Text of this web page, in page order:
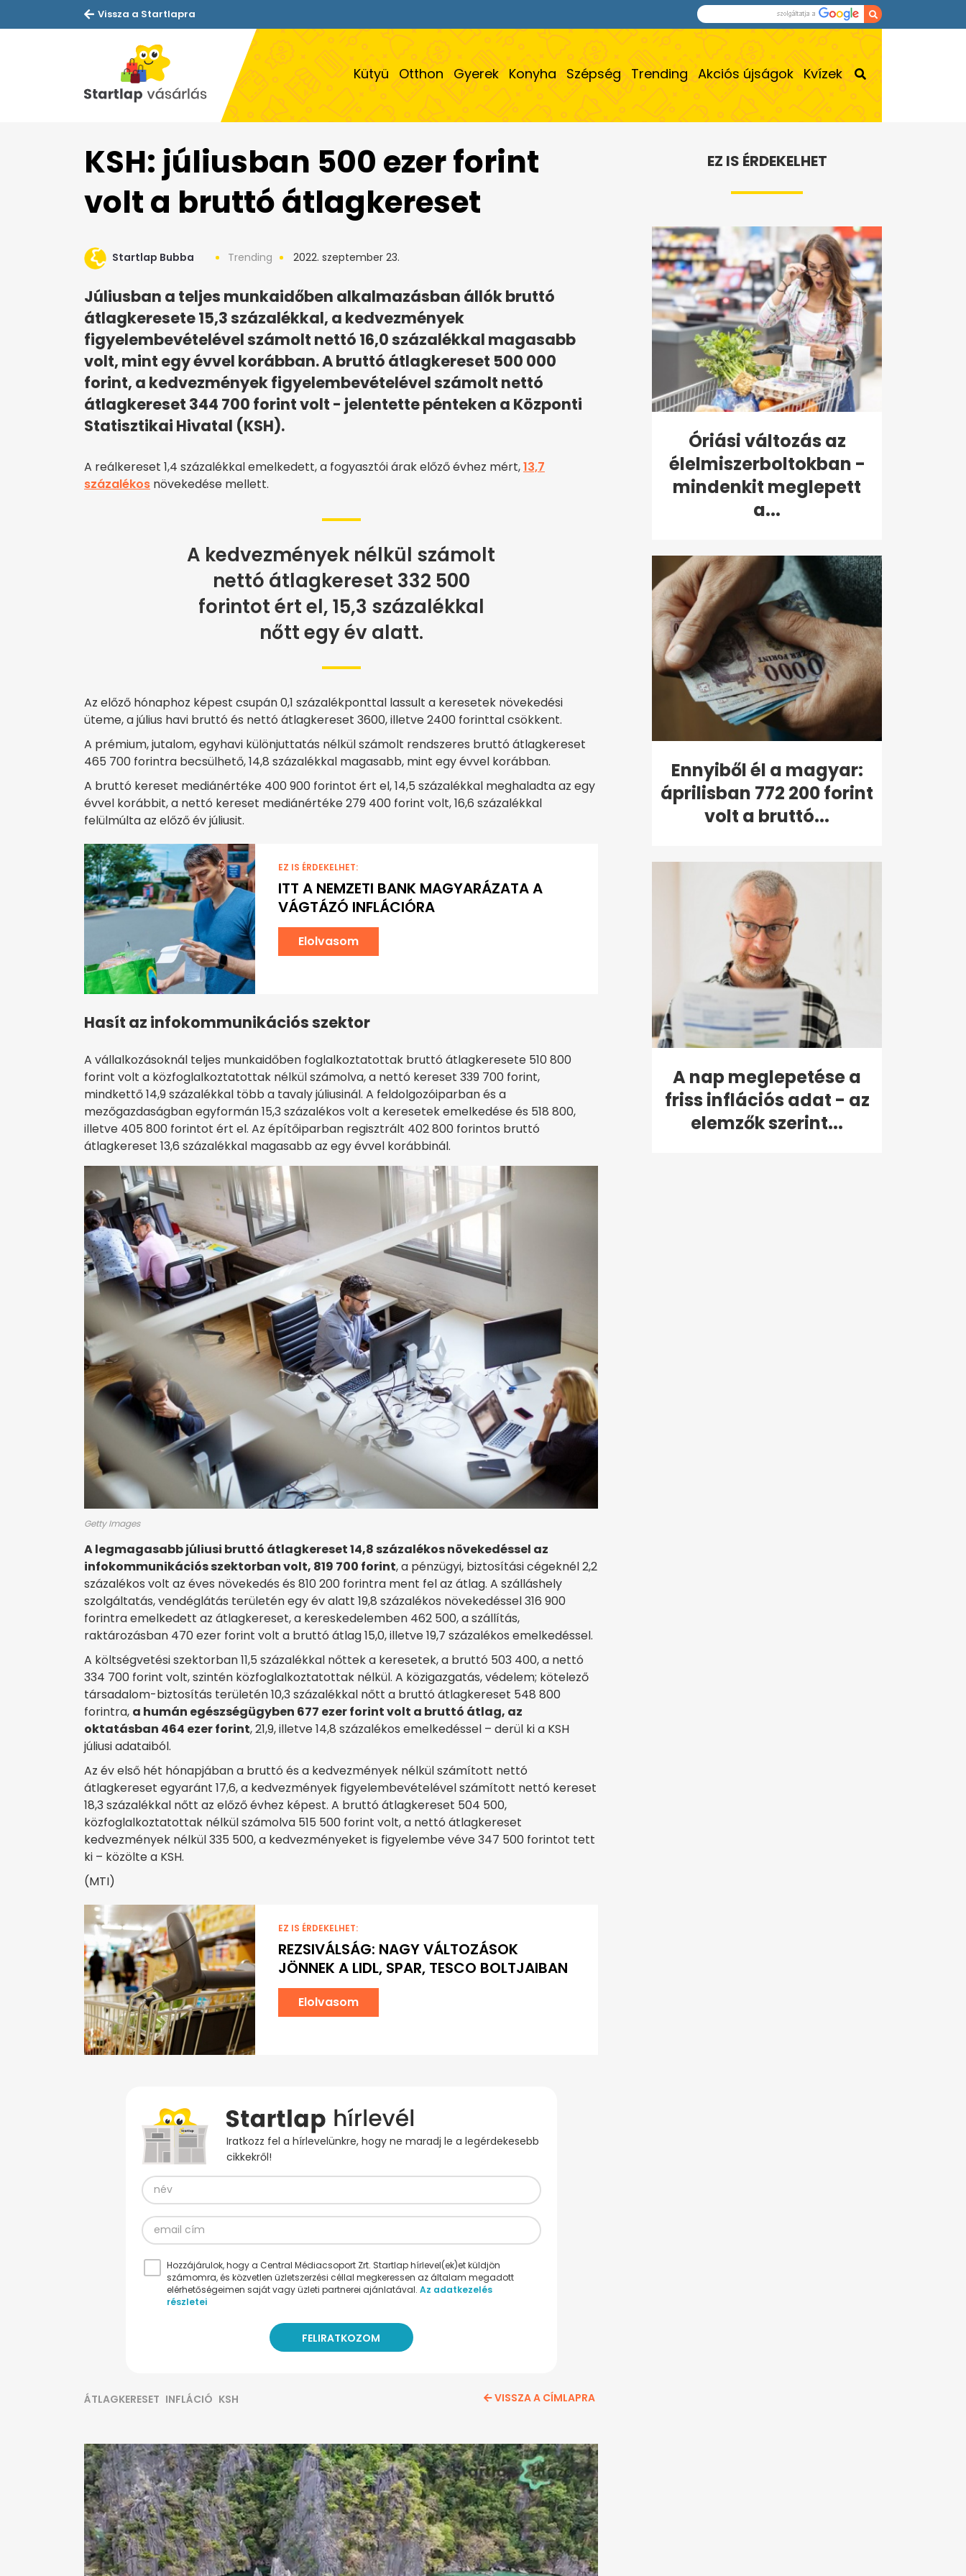
Vissza a Startlapra
Kütyü Otthon Gyerek Konyha Szépség Trending Akciós újságok Kvízek
KSH: júliusban 500 ezer forint
volt a bruttó átlagkereset
Startlap Bubba Trending 2022. szeptember 23.
Júliusban a teljes munkaidőben alkalmazásban állók bruttó
átlagkeresete 15,3 százalékkal, a kedvezmények
figyelembevételével számolt nettó 16,0 százalékkal magasabb
volt, mint egy évvel korábban. A bruttó átlagkereset 500 000
forint, a kedvezmények figyelembevételével számolt nettó
átlagkereset 344 700 forint volt - jelentette pénteken a Központi
Statisztikai Hivatal (KSH).
A reálkereset 1,4 százalékkal emelkedett, a fogyasztói árak előző évhez mért,13,7
százalékos növekedése mellett.
A kedvezmények nélkül számolt
nettó átlagkereset 332 500
forintot ért el, 15,3 százalékkal
nőtt egy év alatt.
Az előző hónaphoz képest csupán 0,1 százalékponttal lassult a keresetek növekedési
üteme, a július havi bruttó és nettó átlagkereset 3600, illetve 2400 forinttal csökkent.
A prémium, jutalom, egyhavi különjuttatás nélkül számolt rendszeres bruttó átlagkereset
465 700 forintra becsülhető, 14,8 százalékkal magasabb, mint egy évvel korábban.
A bruttó kereset mediánértéke 400 900 forintot ért el, 14,5 százalékkal meghaladta az egy
évvel korábbit, a nettó kereset mediánértéke 279 400 forint volt, 16,6 százalékkal
felülmúlta az előző év júliusit.
EZ IS ÉRDEKELHET:
ITT A NEMZETI BANK MAGYARÁZATA A
VÁGTÁZÓ INFLÁCIÓRA
Elolvasom
Hasít az infokommunikációs szektor
A vállalkozásoknál teljes munkaidőben foglalkoztatottak bruttó átlagkeresete 510 800
forint volt a közfoglalkoztatottak nélkül számolva, a nettó kereset 339 700 forint,
mindkettő 14,9 százalékkal több a tavaly júliusinál. A feldolgozóiparban és a
mezőgazdaságban egyformán 15,3 százalékos volt a keresetek emelkedése és 518 800,
illetve 405 800 forintot ért el. Az építőiparban regisztrált 402 800 forintos bruttó
átlagkereset 13,6 százalékkal magasabb az egy évvel korábbinál.
Getty Images
A legmagasabb júliusi bruttó átlagkereset 14,8 százalékos növekedéssel az
infokommunikációs szektorban volt, 819 700 forint, a pénzügyi, biztosítási cégeknél 2,2
százalékos volt az éves növekedés és 810 200 forintra ment fel az átlag. A szálláshely
szolgáltatás, vendéglátás területén egy év alatt 19,8 százalékos növekedéssel 316 900
forintra emelkedett az átlagkereset, a kereskedelemben 462 500, a szállítás,
raktározásban 470 ezer forint volt a bruttó átlag 15,0, illetve 19,7 százalékos emelkedéssel.
A költségvetési szektorban 11,5 százalékkal nőttek a keresetek, a bruttó 503 400, a nettó
334 700 forint volt, szintén közfoglalkoztatottak nélkül. A közigazgatás, védelem; kötelező
társadalom-biztosítás területén 10,3 százalékkal nőtt a bruttó átlagkereset 548 800
forintra, a humán egészségügyben 677 ezer forint volt a bruttó átlag, az
oktatásban 464 ezer forint, 21,9, illetve 14,8 százalékos emelkedéssel – derül ki a KSH
júliusi adataiból.
Az év első hét hónapjában a bruttó és a kedvezmények nélkül számított nettó
átlagkereset egyaránt 17,6, a kedvezmények figyelembevételével számított nettó kereset
18,3 százalékkal nőtt az előző évhez képest. A bruttó átlagkereset 504 500,
közfoglalkoztatottak nélkül számolva 515 500 forint volt, a nettó átlagkereset
kedvezmények nélkül 335 500, a kedvezményeket is figyelembe véve 347 500 forintot tett
ki – közölte a KSH.
(MTI)
EZ IS ÉRDEKELHET:
REZSIVÁLSÁG: NAGY VÁLTOZÁSOK
JÖNNEK A LIDL, SPAR, TESCO BOLTJAIBAN
Elolvasom
Iratkozz fel a hírlevelünkre, hogy ne maradj le a legérdekesebb
cikkekről!
Hozzájárulok, hogy a Central Médiacsoport Zrt. Startlap hírlevel(ek)et küldjön
számomra, és közvetlen üzletszerzési céllal megkeressen az általam megadott
elérhetőségeimen saját vagy üzleti partnerei ajánlatával. Az adatkezelés
részletei
ÁTLAGKERESET INFLÁCIÓ KSH VISSZA A CÍMLAPRA
EZ IS ÉRDEKELHET
Óriási változás az
élelmiszerboltokban -
mindenkit meglepett
a...
Ennyiből él a magyar:
áprilisban 772 200 forint
volt a bruttó...
A nap meglepetése a
friss inflációs adat - az
elemzők szerint...